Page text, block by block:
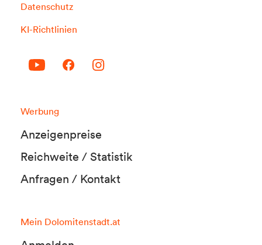
Datenschutz
KI-Richtlinien
Werbung
Anzeigenpreise
Reichweite / Statistik
Anfragen / Kontakt
Mein Dolomitenstadt.at